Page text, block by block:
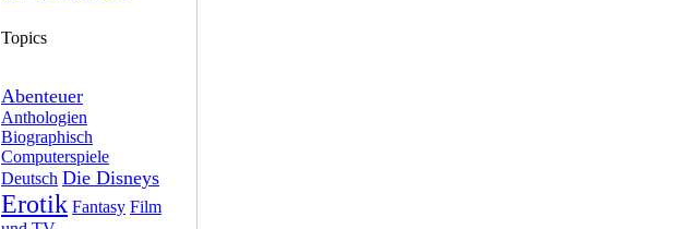
Topics
Abenteuer
Anthologien
Biographisch
Computerspiele
Deutsch Die Disneys
Erotik Fantasy Film